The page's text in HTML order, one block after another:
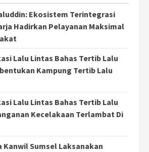
Ekosistem Terintegrasi
Hadirkan Pelayanan Maksimal
Lalu Lintas Bahas Tertib Lalu
Kampung Tertib Lalu
Lalu Lintas Bahas Tertib Lalu
Kecelakaan Terlambat Di
Kanwil Sumsel Laksanakan